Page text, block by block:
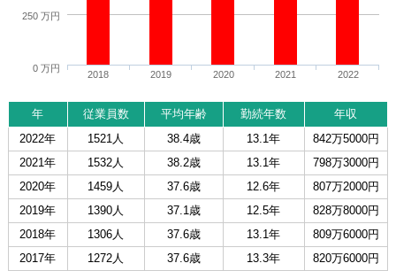
2018 2019 2020 2021 2022
0 万円
250 万円
年 従業員数 平均年齢 勤続年数
年収
2022年
1521人 38.4歳 13.1年
842万5000円
2021年
1532人 38.2歳 13.1年
798万3000円
2020年
1459人 37.6歳 12.6年
807万2000円
2019年
1390人 37.1歳 12.5年
828万8000円
2018年
1306人 37.6歳 13.1年
809万6000円
2017年
1272人 37.6歳 13.3年
820万6000円